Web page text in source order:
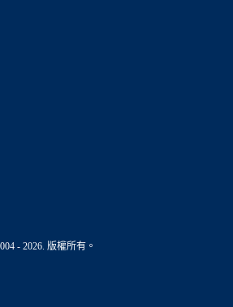
- 2026. 版權所有。